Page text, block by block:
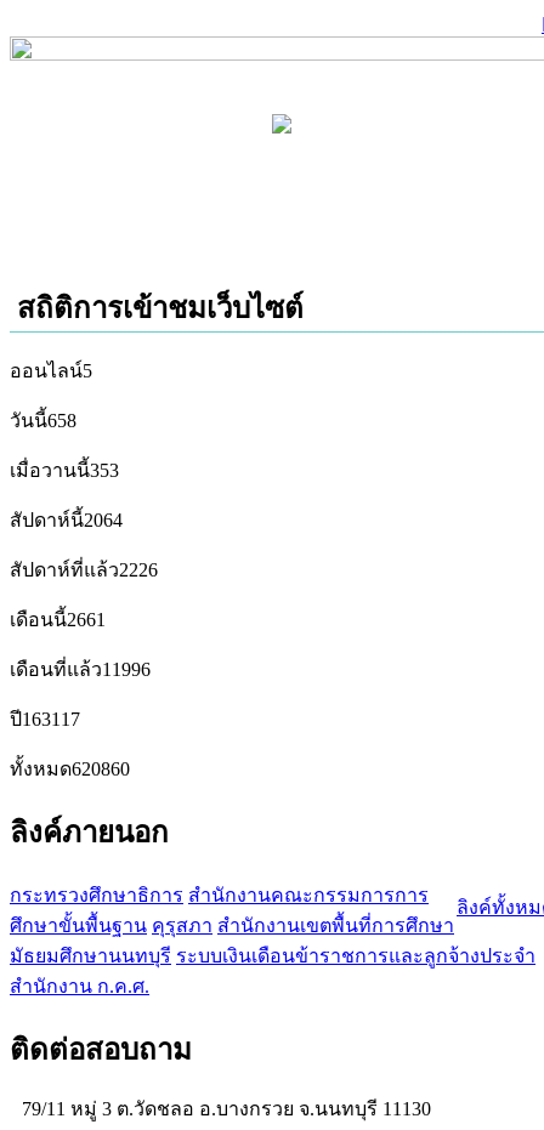
สถิติการเข้าชมเว็บไซต์
ออนไลน์5
วันนี้658
เมื่อวานนี้353
สัปดาห์นี้2064
สัปดาห์ที่แล้ว2226
เดือนนี้2661
เดือนที่แล้ว11996
ปี163117
ทั้งหมด620860
ลิงค์ภายนอก
ลิงค์ทั้งห
กระทรวงศึกษาธิการ สำนักงานคณะกรรมการการ
ศึกษาขั้นพื้นฐาน คุรุสภา สำนักงานเขตพื้นที่การศึกษา
มัธยมศึกษานนทบุรี ระบบเงินเดือนข้าราชการและลูกจ้างประจำ
สำนักงาน ก.ค.ศ.
ติดต่อสอบถาม
79/11 หมู่ 3 ต.วัดชลอ อ.บางกรวย จ.นนทบุรี 11130